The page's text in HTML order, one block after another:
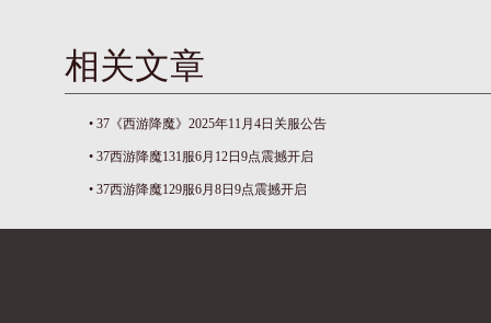
相关文章
• 37《西游降魔》2025年11月4日关服公告
• 37西游降魔131服6月12日9点震撼开启
• 37西游降魔129服6月8日9点震撼开启